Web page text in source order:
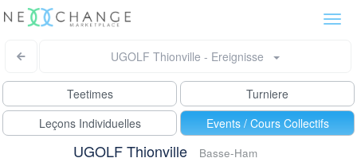
UGOLF Thionville - Ereignisse
Teetimes
Turniere
Leçons Individuelles
Events / Cours Collectifs
UGOLF Thionville Basse-Ham